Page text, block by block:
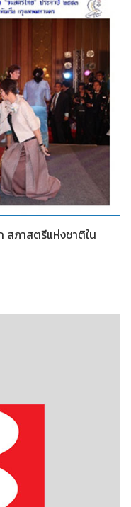
สภาสตรีแห่งชาติใน